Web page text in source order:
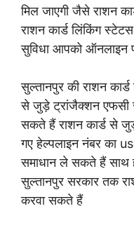
मिल जाएगी जैसे राशन
राशन कार्ड लिंकिंग
सुविधा आपको ऑनलाइन
सुल्तानपुर की राशन
से जुड़े ट्रांजैक्शन एफसी
सकते हैं राशन कार्ड से
गए हेल्पलाइन नंबर का
समाधान ले सकते हैं
सुल्तानपुर सरकार तक
करवा सकते हैं